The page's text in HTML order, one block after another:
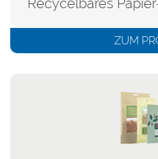
Recycelbares
ZUM